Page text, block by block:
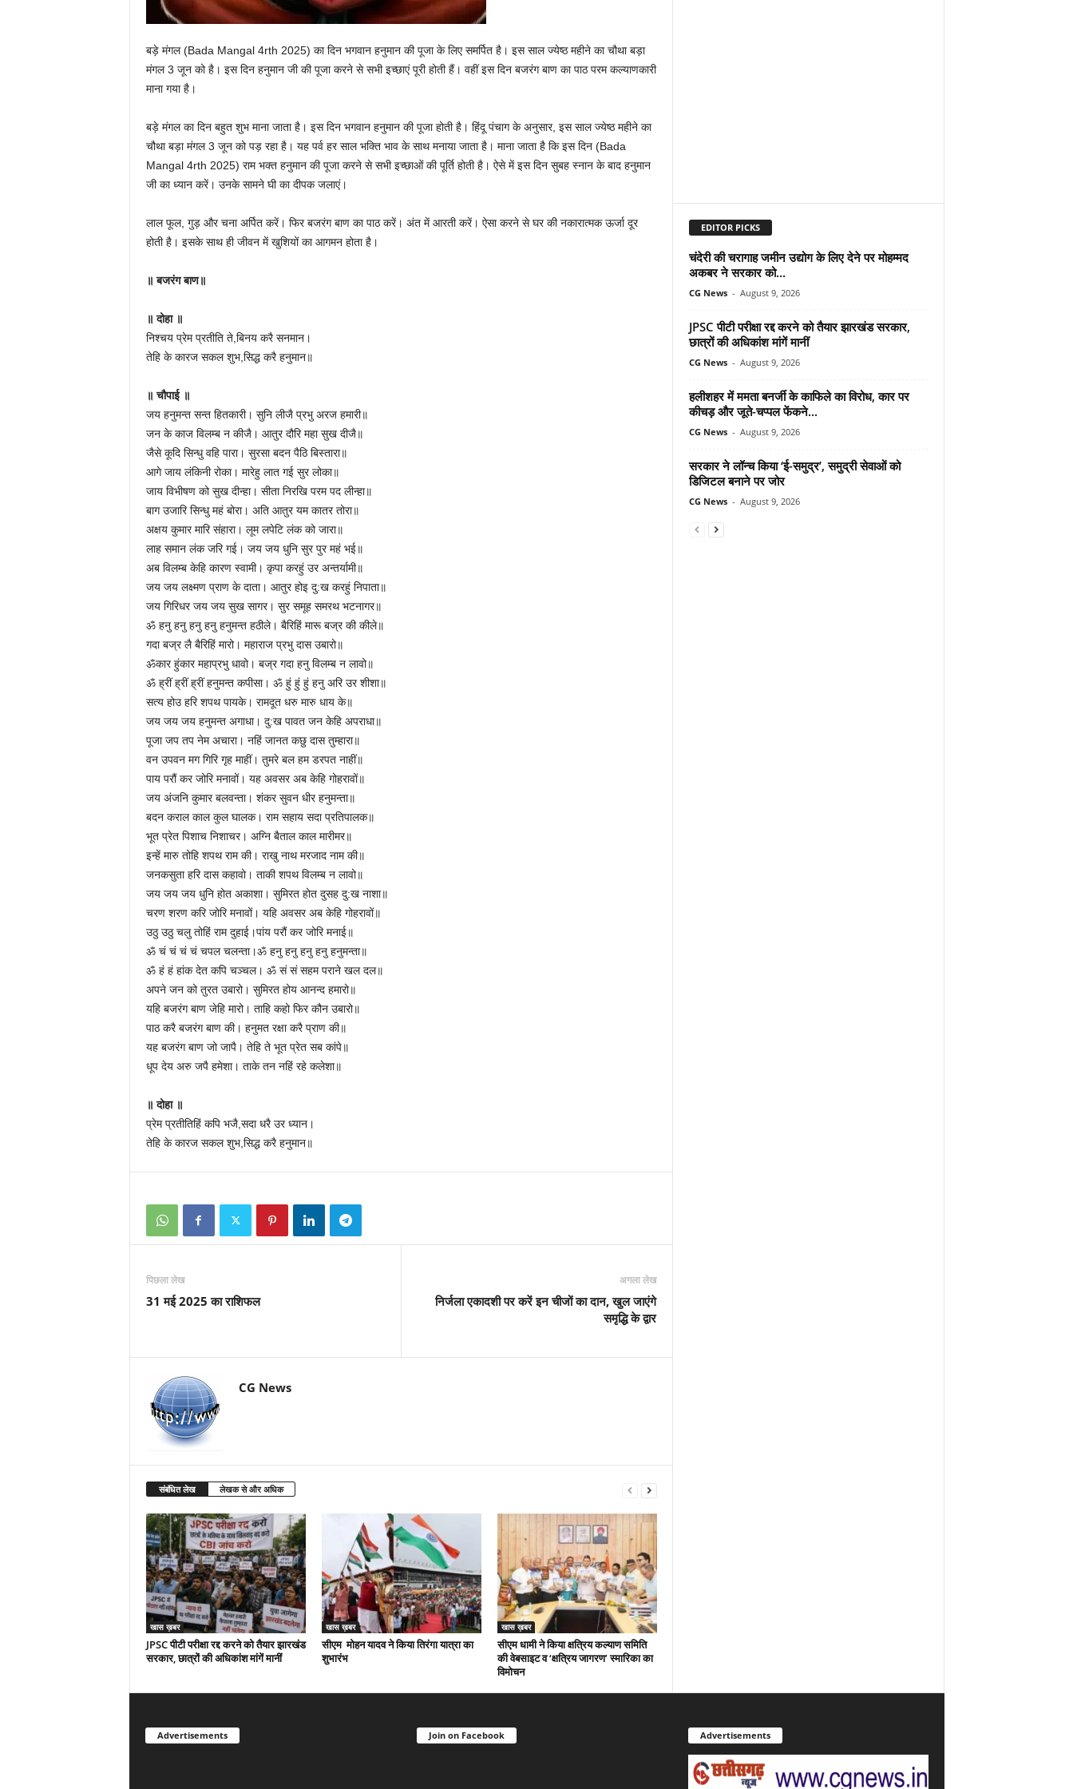
बड़े मंगल (Bada Mangal 4rth 2025) का दिन भगवान हनुमान की पूजा के लिए समर्पित है। इस साल ज्येष्ठ महीने का चौथा बड़ा
मंगल 3 जून को है। इस दिन हनुमान जी की पूजा करने से सभी इच्छाएं पूरी होती हैं। वहीं इस दिन बजरंग बाण का पाठ परम कल्याणकारी
माना गया है।
बड़े मंगल का दिन बहुत शुभ माना जाता है। इस दिन भगवान हनुमान की पूजा होती है। हिंदू पंचाग के अनुसार, इस साल ज्येष्ठ महीने का
चौथा बड़ा मंगल 3 जून को पड़ रहा है। यह पर्व हर साल भक्ति भाव के साथ मनाया जाता है। माना जाता है कि इस दिन (Bada
Mangal 4rth 2025) राम भक्त हनुमान की पूजा करने से सभी इच्छाओं की पूर्ति होती है। ऐसे में इस दिन सुबह स्नान के बाद हनुमान
जी का ध्यान करें। उनके सामने घी का दीपक जलाएं।
लाल फूल, गुड़ और चना अर्पित करें। फिर बजरंग बाण का पाठ करें। अंत में आरती करें। ऐसा करने से घर की नकारात्मक ऊर्जा दूर
होती है। इसके साथ ही जीवन में खुशियों का आगमन होता है।
॥ बजरंग बाण॥
॥ दोहा ॥
निश्चय प्रेम प्रतीति ते,बिनय करै सनमान।
तेहि के कारज सकल शुभ,सिद्ध करै हनुमान॥
॥ चौपाई ॥
जय हनुमन्त सन्त हितकारी। सुनि लीजै प्रभु अरज हमारी॥
जन के काज विलम्ब न कीजै। आतुर दौरि महा सुख दीजै॥
जैसे कूदि सिन्धु वहि पारा। सुरसा बदन पैठि बिस्तारा॥
आगे जाय लंकिनी रोका। मारेहु लात गई सुर लोका॥
जाय विभीषण को सुख दीन्हा। सीता निरखि परम पद लीन्हा॥
बाग उजारि सिन्धु महं बोरा। अति आतुर यम कातर तोरा॥
अक्षय कुमार मारि संहारा। लूम लपेटि लंक को जारा॥
लाह समान लंक जरि गई। जय जय धुनि सुर पुर महं भई॥
अब विलम्ब केहि कारण स्वामी। कृपा करहुं उर अन्तर्यामी॥
जय जय लक्ष्मण प्राण के दाता। आतुर होइ दु:ख करहुं निपाता॥
जय गिरिधर जय जय सुख सागर। सुर समूह समरथ भटनागर॥
ॐ हनु हनु हनु हनु हनुमन्त हठीले। बैरिहिं मारू बज्र की कीले॥
गदा बज्र लै बैरिहिं मारो। महाराज प्रभु दास उबारो॥
ॐकार हुंकार महाप्रभु धावो। बज्र गदा हनु विलम्ब न लावो॥
ॐ ह्रीं ह्रीं ह्रीं हनुमन्त कपीसा। ॐ हुं हुं हुं हनु अरि उर शीशा॥
सत्य होउ हरि शपथ पायके। रामदूत धरु मारु धाय के॥
जय जय जय हनुमन्त अगाधा। दु:ख पावत जन केहि अपराधा॥
पूजा जप तप नेम अचारा। नहिं जानत कछु दास तुम्हारा॥
वन उपवन मग गिरि गृह माहीं। तुमरे बल हम डरपत नाहीं॥
पाय परौं कर जोरि मनावों। यह अवसर अब केहि गोहरावों॥
जय अंजनि कुमार बलवन्ता। शंकर सुवन धीर हनुमन्ता॥
बदन कराल काल कुल घालक। राम सहाय सदा प्रतिपालक॥
भूत प्रेत पिशाच निशाचर। अग्नि बैताल काल मारीमर॥
इन्हें मारु तोहि शपथ राम की। राखु नाथ मरजाद नाम की॥
जनकसुता हरि दास कहावो। ताकी शपथ विलम्ब न लावो॥
जय जय जय धुनि होत अकाशा। सुमिरत होत दुसह दु:ख नाशा॥
चरण शरण करि जोरि मनावों। यहि अवसर अब केहि गोहरावों॥
उठु उठु चलु तोहिं राम दुहाई।पांय परौं कर जोरि मनाई॥
ॐ चं चं चं चं चपल चलन्ता।ॐ हनु हनु हनु हनु हनुमन्ता॥
ॐ हं हं हांक देत कपि चञ्चल। ॐ सं सं सहम पराने खल दल॥
अपने जन को तुरत उबारो। सुमिरत होय आनन्द हमारो॥
यहि बजरंग बाण जेहि मारो। ताहि कहो फिर कौन उबारो॥
पाठ करै बजरंग बाण की। हनुमत रक्षा करै प्राण की॥
यह बजरंग बाण जो जापै। तेहि ते भूत प्रेत सब कांपे॥
धूप देय अरु जपै हमेशा। ताके तन नहिं रहे कलेशा॥
॥ दोहा ॥
प्रेम प्रतीतिहिं कपि भजै,सदा धरै उर ध्यान।
तेहि के कारज सकल शुभ,सिद्ध करै हनुमान॥
पिछला लेख
31 मई 2025 का राशिफल
अगला लेख
निर्जला एकादशी पर करें इन चीजों का दान, खुल जाएंगे
समृद्धि के द्वार
CG News
संबंधित लेख लेखक से और अधिक
खास ख़बर
JPSC पीटी परीक्षा रद्द करने को तैयार झारखंड
सरकार, छात्रों की अधिकांश मांगें मानीं
खास ख़बर
सीएम मोहन यादव ने किया तिरंगा यात्रा का
शुभारंभ
खास ख़बर
सीएम धामी ने किया क्षत्रिय कल्याण समिति
की वेबसाइट व ‘क्षत्रिय जागरण’ स्मारिका का
विमोचन
EDITOR PICKS
चंदेरी की चरागाह जमीन उद्योग के लिए देने पर मोहम्मद
अकबर ने सरकार को...
CG News - August 9, 2026
JPSC पीटी परीक्षा रद्द करने को तैयार झारखंड सरकार,
छात्रों की अधिकांश मांगें मानीं
CG News - August 9, 2026
हलीशहर में ममता बनर्जी के काफिले का विरोध, कार पर
कीचड़ और जूते-चप्पल फेंकने...
CG News - August 9, 2026
सरकार ने लॉन्च किया ‘ई-समुद्र’, समुद्री सेवाओं को
डिजिटल बनाने पर जोर
CG News - August 9, 2026
Advertisements Join on Facebook Advertisements